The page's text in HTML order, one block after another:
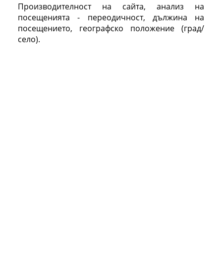
Производителност на сайта, анализ на
посещенията - переодичност, дължина на
посещението, географско положение (град/
село).